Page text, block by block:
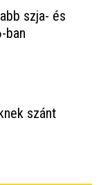
szja- és
ban
szánt